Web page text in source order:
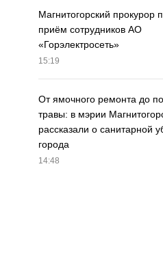
Магнитогорский прокурор
приём сотрудников АО
«Горэлектросеть»
15:19
От ямочного ремонта до
травы: в мэрии
рассказали о санитарной
города
14:48